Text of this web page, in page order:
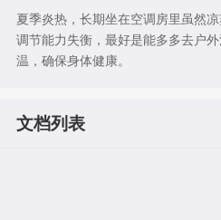
夏季炎热，长期坐在空调房里虽然
调节能力失衡，最好是能多多去户
温，确保身体健康。
文档列表